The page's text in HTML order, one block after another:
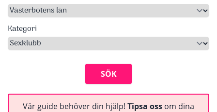
Kategori
SÖK
Vår guide behöver din hjälp! Tipsa oss om dina